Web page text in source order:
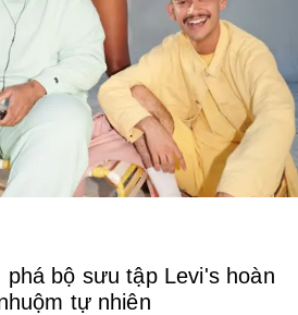
phá bộ sưu tập Levi's hoàn
tự nhiên